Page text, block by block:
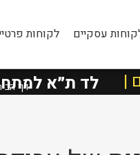
עסקיים לקוחות
דף | ת״א למתחם